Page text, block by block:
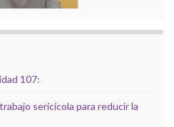
107:
sericícola para reducir la